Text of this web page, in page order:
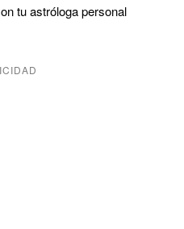
tu astróloga personal